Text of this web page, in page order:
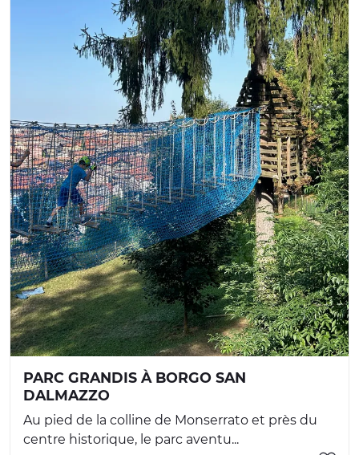
PARC GRANDIS À BORGO SAN
DALMAZZO
Au pied de la colline de Monserrato et près du
centre historique, le parc aventu...